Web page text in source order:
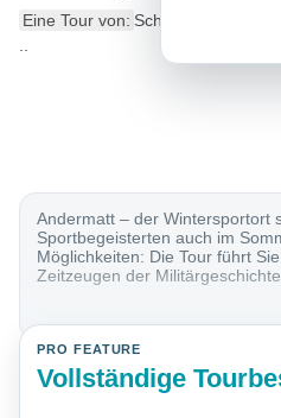
Eine Tour von: SchweizMobil
Andermatt – der Wintersportort
Sportbegeisterten auch im
Möglichkeiten: Die Tour führt
Zeitzeugen der
PRO FEATURE
Vollständige